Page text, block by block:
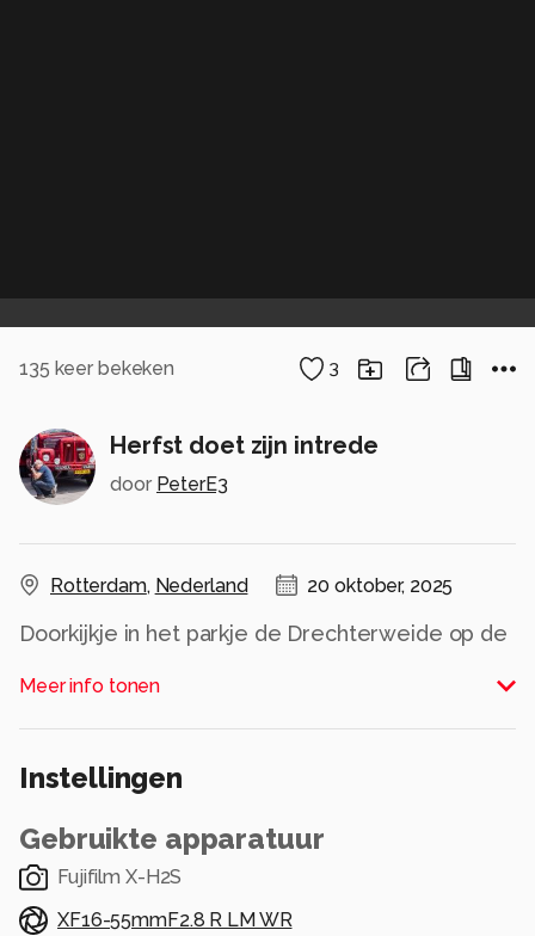
135 keer bekeken 3
Herfst doet zijn intrede
door PeterE3
Rotterdam, Nederland 20 oktober, 2025
Doorkijkje in het parkje de Drechterweide op de
Meer info tonen
Instellingen
Gebruikte apparatuur
Fujifilm X-H2S
XF16-55mmF2.8 R LM WR